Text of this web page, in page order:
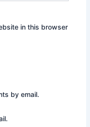
in this browser
by email.